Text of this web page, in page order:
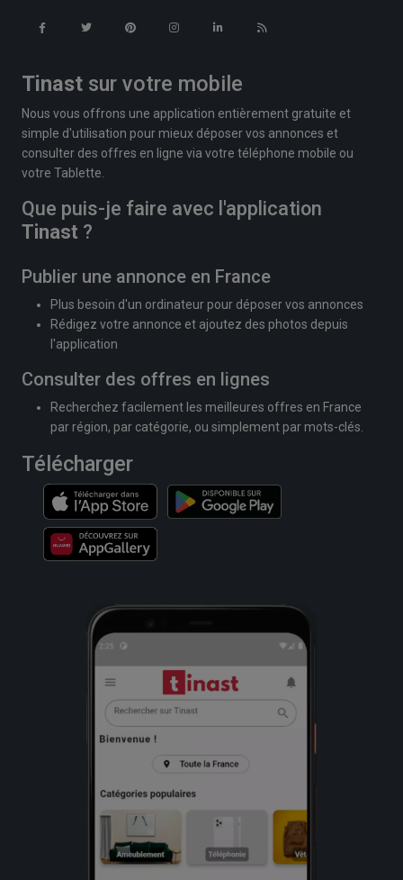
Tinast sur votre mobile
Nous vous offrons une application entièrement gratuite et
simple d'utilisation pour mieux déposer vos annonces et
consulter des offres en ligne via votre téléphone mobile ou
votre Tablette.
Que puis-je faire avec l'application
Tinast ?
Publier une annonce en France
Plus besoin d'un ordinateur pour déposer vos annonces
Rédigez votre annonce et ajoutez des photos depuis
l'application
Consulter des offres en lignes
Recherchez facilement les meilleures offres en France
par région, par catégorie, ou simplement par mots-clés.
Télécharger